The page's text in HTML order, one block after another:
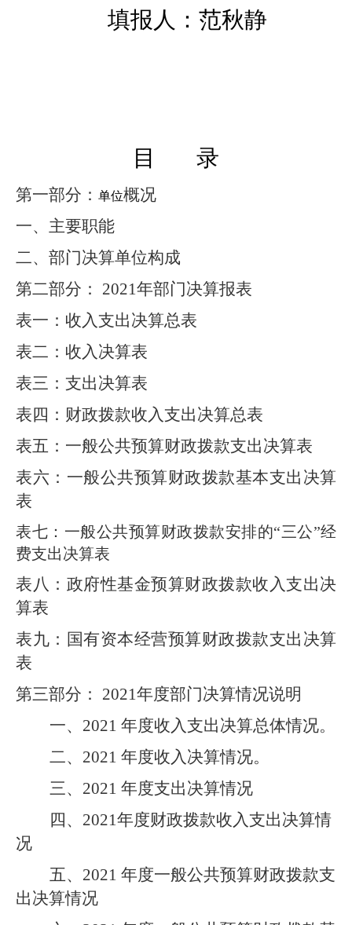
填报人：范秋静
目 录
第一部分： 单位概况
一、 主要职能
二、 部门决算单位构成
第二部分： 2021年部门决算报表
表一：收入支出决算总表
表二：收入决算表
表三：支出决算表
表四：财政拨款收入支出决算总表
表五：一般公共预算财政拨款支出决算表
表六：一般公共预算财政拨款基本支出决算
表
表七：一般公共预算财政拨款安排的“三公”经
费支出决算表
表八：政府性基金预算财政拨款收入支出决
算表
表九：国有资本经营预算财政拨款支出决算
表
第三部分： 2021年度部门决算情况说明
一、 2021 年度收入支出决算总体情况。
二、 2021 年度收入决算情况。
三、 2021 年度支出决算情况
四、 2021年度财政拨款收入支出决算情
况
五、 2021 年度一般公共预算财政拨款支
出决算情况